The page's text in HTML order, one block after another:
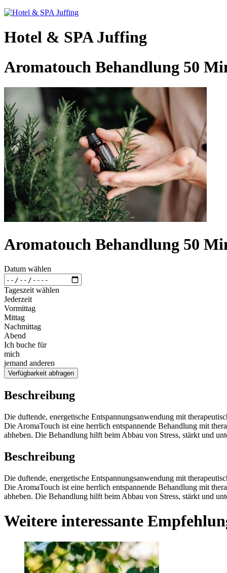
Hotel & SPA Juffing
Aromatouch Behandlung 50
Aromatouch Behandlung 50
Datum wählen
Tageszeit wählen
Jederzeit
Vormittag
Mittag
Nachmittag
Abend
Ich buche für
mich
jemand anderen
Verfügbarkeit abfragen
Beschreibung
Die duftende, energetische Entspannungsanwendung mit
Die AromaTouch ist eine herrlich entspannende Behandlung mit
abheben. Die Behandlung hilft beim Abbau von Stress, stärkt und
Beschreibung
Die duftende, energetische Entspannungsanwendung mit
Die AromaTouch ist eine herrlich entspannende Behandlung mit
abheben. Die Behandlung hilft beim Abbau von Stress, stärkt und
Weitere interessante